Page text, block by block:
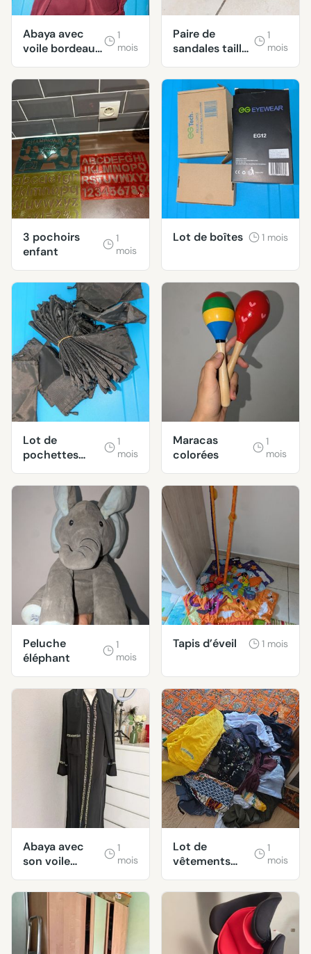
Abaya avec
voile bordeaux
taille M
1
mois
Paire de
sandales taille
40
1
mois
3 pochoirs
enfant
1
mois
Lot de boîtes 1 mois
Lot de
pochettes
noires
1
mois
Maracas
colorées
1
mois
Peluche
éléphant
1
mois
Tapis d’éveil 1 mois
Abaya avec
son voile
neuve taille M
1
mois
Lot de
vêtements
taille M/L
1
mois